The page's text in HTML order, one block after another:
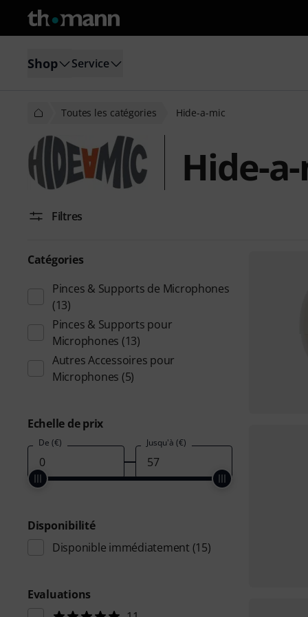
Shop Service
Toutes les catégories Hide-a-mic
Hide-
Filtres
Catégories
Pinces & Supports de Microphones
(13)
Pinces & Supports pour
Microphones (13)
Autres Accessoires pour
Microphones (5)
Echelle de prix
De (€) Jusqu'à (€)
Disponibilité
Disponible immédiatement (15)
Evaluations